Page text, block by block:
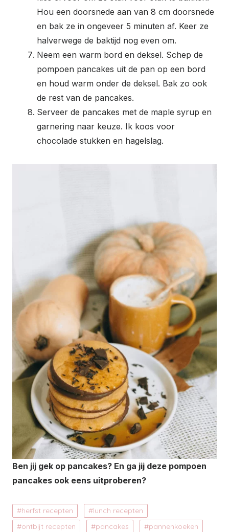
Hou een doorsnede aan van 8 cm doorsnede
en bak ze in ongeveer 5 minuten af. Keer ze
halverwege de baktijd nog even om.
Neem een warm bord en deksel. Schep de
pompoen pancakes uit de pan op een bord
en houd warm onder de deksel. Bak zo ook
de rest van de pancakes.
Serveer de pancakes met de maple syrup en
garnering naar keuze. Ik koos voor
chocolade stukken en hagelslag.
Ben jij gek op pancakes? En ga jij deze pompoen
pancakes ook eens uitproberen?
herfst recepten
lunch recepten
ontbijt recepten
pancakes
pannenkoeken